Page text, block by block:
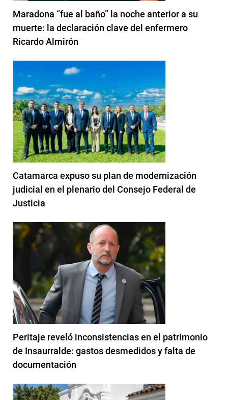
Maradona “fue al baño” la noche anterior a su
muerte: la declaración clave del enfermero
Ricardo Almirón
Catamarca expuso su plan de modernización
judicial en el plenario del Consejo Federal de
Justicia
Peritaje reveló inconsistencias en el patrimonio
de Insaurralde: gastos desmedidos y falta de
documentación